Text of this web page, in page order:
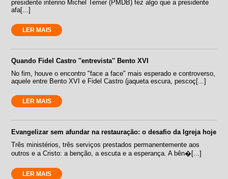
presidente interino Michel Temer (PMDB) fez algo que a presidente
afa[...]
LER MAIS
Quando Fidel Castro ''entrevista'' Bento XVI
No fim, houve o encontro "face a face" mais esperado e controverso,
aquele entre Bento XVI e Fidel Castro (jaqueta escura, pescoç[...]
LER MAIS
Evangelizar sem afundar na restauração: o desafio da Igreja hoje
Três ministérios, três serviços prestados permanentemente aos
outros e a Cristo: a benção, a escuta e a esperança. A bên�[...]
LER MAIS